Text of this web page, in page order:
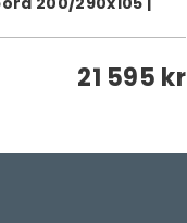
21 595 kr